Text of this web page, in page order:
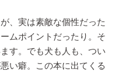
、実は素敵な個性だった
ムポイントだったり。そ
す。でも犬も人も、つい
い癖。この本に出てくる